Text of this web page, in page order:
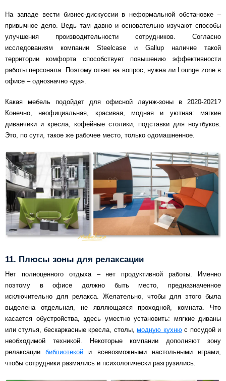
На западе вести бизнес-дискуссии в неформальной обстановке –
привычное дело. Ведь там давно и основательно изучают способы
улучшения производительности сотрудников. Согласно
исследованиям компании Steelcase и Gallup наличие такой
территории комфорта способствует повышению эффективности
работы персонала. Поэтому ответ на вопрос, нужна ли Lounge zone в
офисе – однозначно «да».
Какая мебель подойдет для офисной лаунж-зоны в 2020-2021?
Конечно, неофициальная, красивая, модная и уютная: мягкие
диванчики и кресла, кофейные столики, подставки для ноутбуков.
Это, по сути, такое же рабочее место, только одомашненное.
11. Плюсы зоны для релаксации
Нет полноценного отдыха – нет продуктивной работы. Именно
поэтому в офисе должно быть место, предназначенное
исключительно для релакса. Желательно, чтобы для этого была
выделена отдельная, не являющаяся проходной, комната. Что
касается обустройства, здесь уместно установить: мягкие диваны
или стулья, бескаркасные кресла, столы,модную кухнюс посудой и
необходимой техникой. Некоторые компании дополняют зону
релаксациибиблиотекой и всевозможными настольными играми,
чтобы сотрудники размялись и психологически разгрузились.